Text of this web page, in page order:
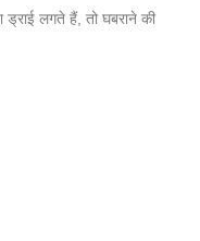
लगते हैं, तो घबराने की